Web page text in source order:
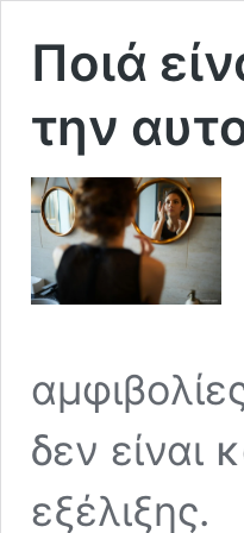
Ποιά
την
δεν είναι
εξέλιξης.